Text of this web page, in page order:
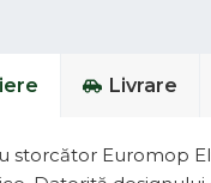
Livrare
storcător Euromop